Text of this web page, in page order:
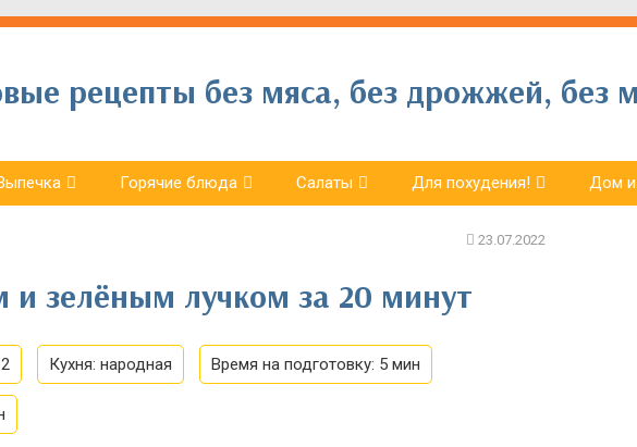
рецепты без мяса, без дрожжей, без
Горячие блюда Салаты Для похудения! Дом и
и зелёным лучком за 20 минут
Кухня: народная Время на подготовку: 5 мин